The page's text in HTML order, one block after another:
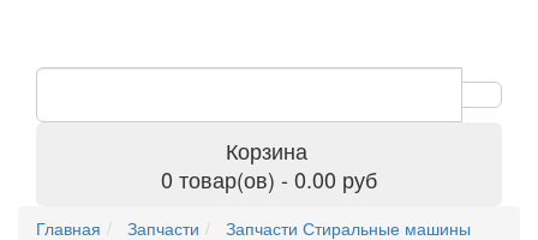
Корзина
0 товар(ов) - 0.00 руб
Главная Запчасти
Запчасти Стиральные машины